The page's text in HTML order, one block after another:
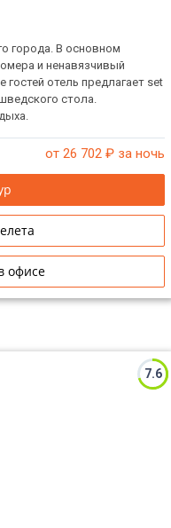
города. В основном
и ненавязчивый
отель предлагает set
стола.
от 26 702 ₽ за ночь
офисе
7.6